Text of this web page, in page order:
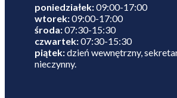
poniedziałek:09:00-17:00
wtorek:09:00-17:00
środa:07:30-15:30
czwartek:07:30-15:30
piątek:dzień wewnętrzny,
nieczynny.